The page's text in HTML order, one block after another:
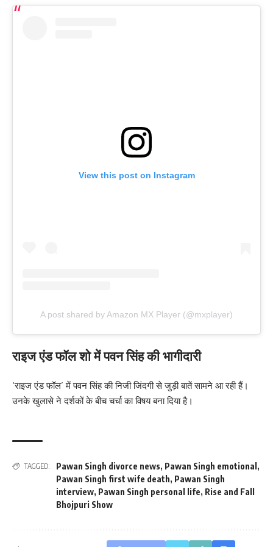
View this post on Instagram
A post shared by Amazon MX Player (@mxplayer)
राइज एंड फॉल शो में पवन सिंह की भागीदारी
‘राइज एंड फॉल’ में पवन सिंह की निजी जिंदगी से जुड़ी बातें सामने आ रही हैं।
उनके खुलासे ने दर्शकों के बीच चर्चा का विषय बना दिया है।
TAGGED: Pawan Singh divorce news, Pawan Singh emotional ,
Pawan Singh first wife death, Pawan Singh
interview, Pawan Singh personal life, Rise and Fall
Bhojpuri Show